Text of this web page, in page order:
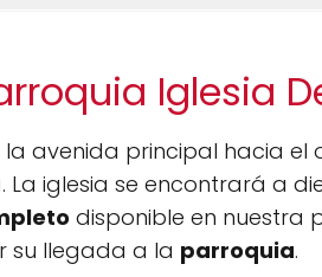
Iglesia
la avenida principal hacia el
iglesia se encontrará a
disponible en nuestra
su llegada a la parroquia.